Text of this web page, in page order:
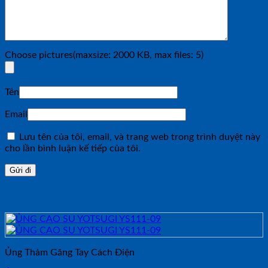
Choose pictures(maxsize: 2000 KB, max files: 5)
Tên
Email
Lưu tên của tôi, email, và trang web trong trình duyệt này
cho lần bình luận kế tiếp của tôi.
Ủng Thảm Găng Tay Cách Điện